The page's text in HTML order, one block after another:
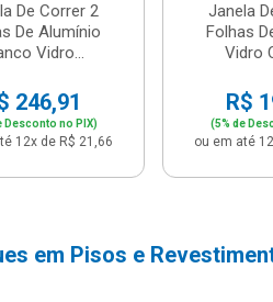
De Correr 2
De Alumínio
Vidro...
246,91
Desconto no PIX)
12x de R$ 21,66
Janela
Folhas
Vidro
R$
(5% de
ou em até
em Pisos e